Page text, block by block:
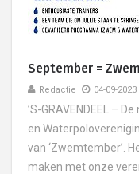
September =
Redactie 04-09-2023
’S-GRAVENDEEL –
en
van ‘Zwemtember’.
maken met onze